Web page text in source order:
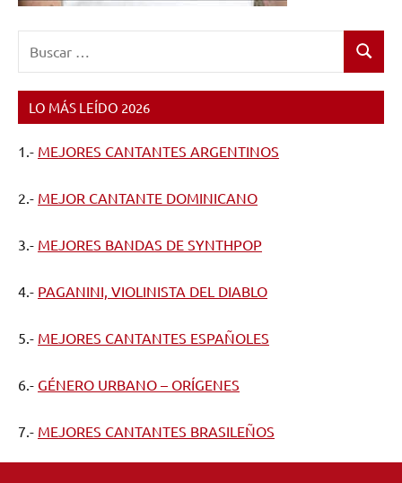
Buscar
LO MÁS LEÍDO 2026
1.- MEJORES CANTANTES ARGENTINOS
2.- MEJOR CANTANTE DOMINICANO
3.- MEJORES BANDAS DE SYNTHPOP
4.- PAGANINI, VIOLINISTA DEL DIABLO
5.- MEJORES CANTANTES ESPAÑOLES
6.- GÉNERO URBANO – ORÍGENES
7.- MEJORES CANTANTES BRASILEÑOS